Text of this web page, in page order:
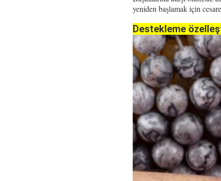
yeniden başlamak için
Destekleme